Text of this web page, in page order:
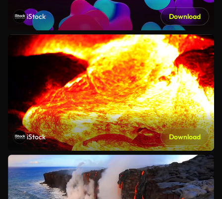
iStock Download
iStock Download